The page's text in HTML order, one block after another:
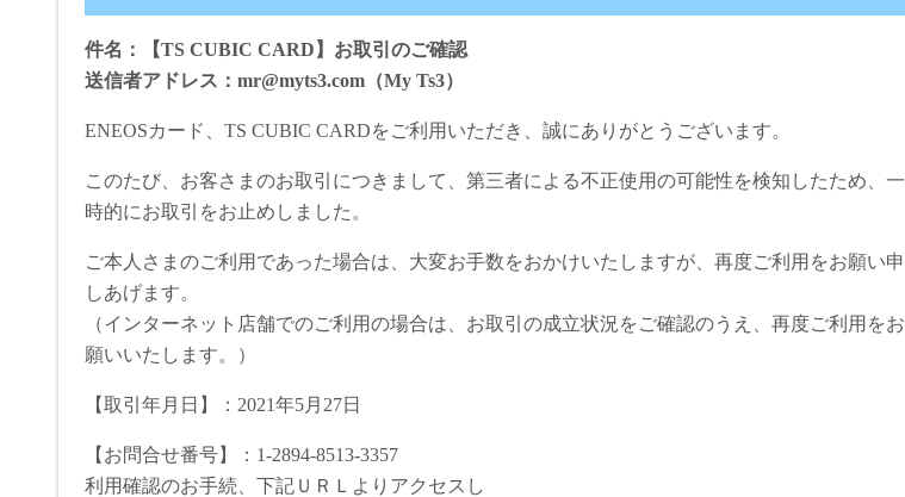
件名：【TS CUBIC CARD】お取引のご確認
送信者アドレス：mr@myts3.com（My Ts3）
ENEOSカード、TS CUBIC CARDをご利用いただき、誠にありがとうございます。
このたび、お客さまのお取引につきまして、第三者による不正使用の可能性を検知したため、一
時的にお取引をお止めしました。
ご本人さまのご利用であった場合は、大変お手数をおかけいたしますが、再度ご利用をお願い申
しあげます。
（インターネット店舗でのご利用の場合は、お取引の成立状況をご確認のうえ、再度ご利用をお
願いいたします。）
【取引年月日】：2021年5月27日
【お問合せ番号】：1-2894-8513-3357
利用確認のお手続、下記ＵＲＬよりアクセスし